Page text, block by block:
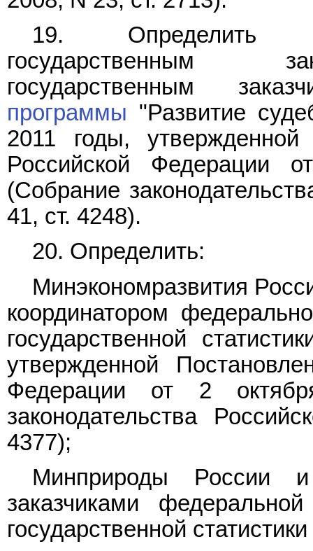
19. Определить
государственным
государственным
программы "Развитие
2011 годы, утвержденной
Российской Федерации
(Собрание
41, ст. 4248).
20. Определить:
Минэкономразвития
координатором
государственной
утвержденной
Федерации от 2
законодательства
4377);
Минприроды России
заказчиками
государственной